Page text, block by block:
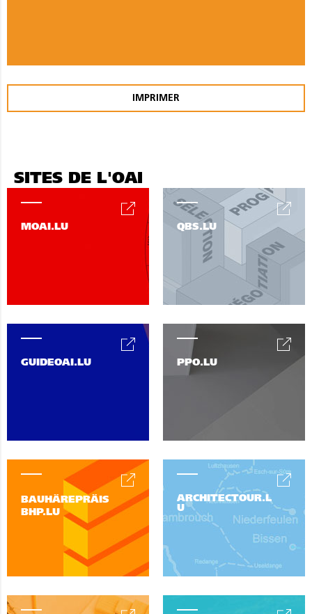
IMPRIMER
SITES DE L'OAI
MOAI.LU QBS.LU
PPO.LU
GUIDEOAI.LU
BAUHÄREPRÄIS
BHP.LU
ARCHITECTOUR.L
U